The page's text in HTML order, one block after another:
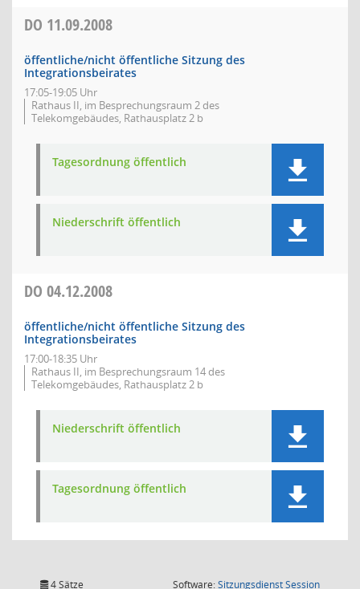
DO 11.09.2008
öffentliche/nicht öffentliche Sitzung des
Integrationsbeirates
17:05-19:05 Uhr
Rathaus II, im Besprechungsraum 2 des
Telekomgebäudes, Rathausplatz 2 b
Tagesordnung öffentlich
Niederschrift öffentlich
DO 04.12.2008
öffentliche/nicht öffentliche Sitzung des
Integrationsbeirates
17:00-18:35 Uhr
Rathaus II, im Besprechungsraum 14 des
Telekomgebäudes, Rathausplatz 2 b
Niederschrift öffentlich
Tagesordnung öffentlich
4 Sätze Software:SitzungsdienstSession(Wird in